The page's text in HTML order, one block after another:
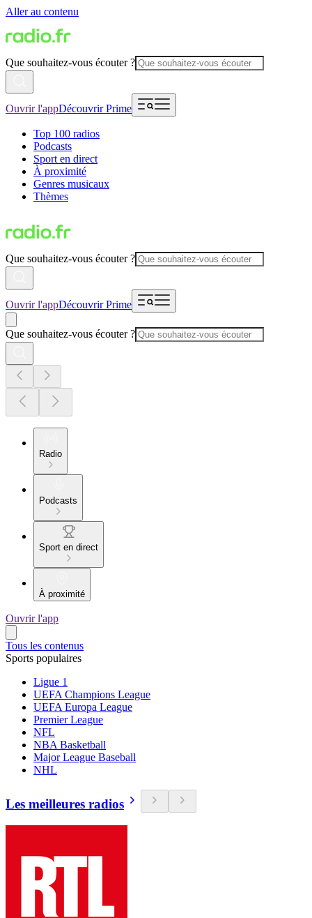
Aller au contenu
Que souhaitez-vous écouter ?
Ouvrir l'appDécouvrir Prime
Top 100 radios
Podcasts
Sport en direct
À proximité
Genres musicaux
Thèmes
Que souhaitez-vous écouter ?
Ouvrir l'appDécouvrir Prime
Que souhaitez-vous écouter ?
Radio
Podcasts
Sport en direct
À proximité
Ouvrir l'app
Tous les contenus
Sports populaires
Ligue 1
UEFA Champions League
UEFA Europa League
Premier League
NFL
NBA Basketball
Major League Baseball
NHL
Les meilleures radios